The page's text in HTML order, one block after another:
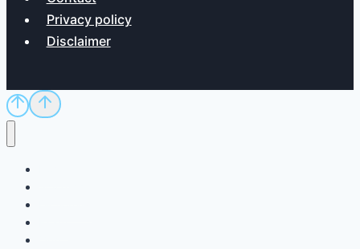
Privacy policy
Disclaimer